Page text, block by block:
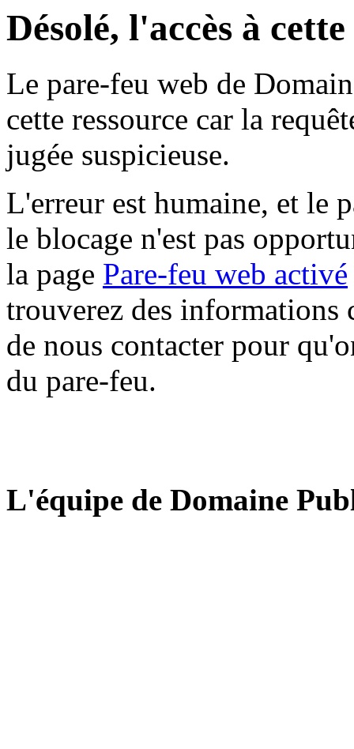
Désolé, l'accès à
Le pare-feu web de
cette ressource car la
jugée suspicieuse.
L'erreur est humaine, et le
le blocage n'est pas
la page Pare-feu web activé
trouverez des informations
de nous contacter pour
du pare-feu.
L'équipe de Domaine